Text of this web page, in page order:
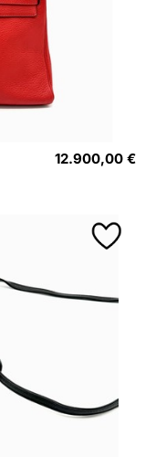
12.900,00 €